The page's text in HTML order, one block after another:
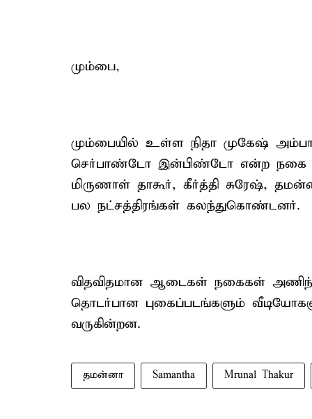
மும்பை,
மும்பையில் உள்ள நிதா முகேஷ்
செர்பாண்டோ இன்பிண்டோ என்ற நகை
மிருணாள் தாகூர், கீர்த்தி சுரேஷ்,
பல நட்சத்திரங்கள் கலந்துகொண்டனர்.
விதவிதமான ஆடைகள் நகைகள்
தொடர்பான புகைப்படங்களும்
வருகின்றன.
தமன்னா Samantha Mrunal Thakur